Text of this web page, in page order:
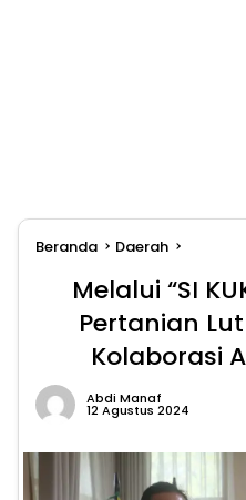
Beranda Daerah
Melalui “SI
Pertanian
Kolaborasi
Abdi Manaf
12 Agustus 2024